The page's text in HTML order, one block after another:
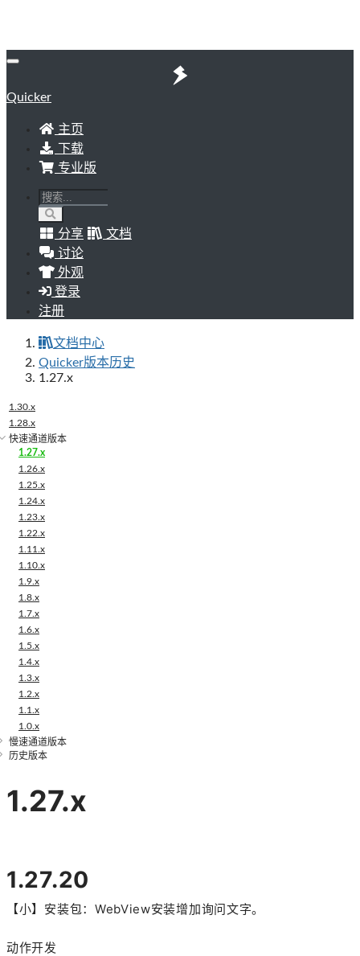
Quicker
主页
下载
专业版
分享
文档
讨论
外观
登录
注册
文档中心
Quicker版本历史
1.27.x
1.30.x
1.28.x
快速通道版本
1.27.x
1.26.x
1.25.x
1.24.x
1.23.x
1.22.x
1.11.x
1.10.x
1.9.x
1.8.x
1.7.x
1.6.x
1.5.x
1.4.x
1.3.x
1.2.x
1.1.x
1.0.x
慢速通道版本
历史版本
1.27.x
1.27.20
【小】安装包：WebView安装增加询问文字。
动作开发